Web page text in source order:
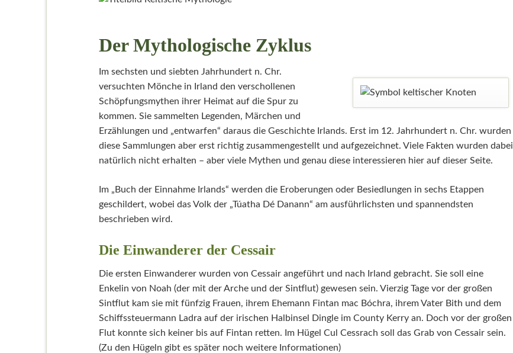
Der Mythologische Zyklus
Im sechsten und siebten Jahrhundert n. Chr.
versuchten Mönche in Irland den verschollenen
Schöpfungsmythen ihrer Heimat auf die Spur zu
kommen. Sie sammelten Legenden, Märchen und
Erzählungen und „entwarfen“ daraus die Geschichte Irlands. Erst im 12. Jahrhundert n. Chr. wurden
diese Sammlungen aber erst richtig zusammengestellt und aufgezeichnet. Viele Fakten wurden dabei
natürlich nicht erhalten – aber viele Mythen und genau diese interessieren hier auf dieser Seite.
Im „Buch der Einnahme Irlands“ werden die Eroberungen oder Besiedlungen in sechs Etappen
geschildert, wobei das Volk der „Túatha Dé Danann“ am ausführlichsten und spannendsten
beschrieben wird.
Die Einwanderer der Cessair
Die ersten Einwanderer wurden von Cessair angeführt und nach Irland gebracht. Sie soll eine
Enkelin von Noah (der mit der Arche und der Sintflut) gewesen sein. Vierzig Tage vor der großen
Sintflut kam sie mit fünfzig Frauen, ihrem Ehemann Fintan mac Bóchra, ihrem Vater Bith und dem
Schiffssteuermann Ladra auf der irischen Halbinsel Dingle im County Kerry an. Doch vor der großen
Flut konnte sich keiner bis auf Fintan retten. Im Hügel Cul Cessrach soll das Grab von Cessair sein.
(Zu den Hügeln gibt es später noch weitere Informationen)